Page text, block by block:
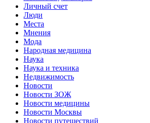
Личный счет
Люди
Места
Мнения
Мода
Народная медицина
Наука
Наука и техника
Недвижимость
Новости
Новости ЗОЖ
Новости медицины
Новости Москвы
Новости путешествий